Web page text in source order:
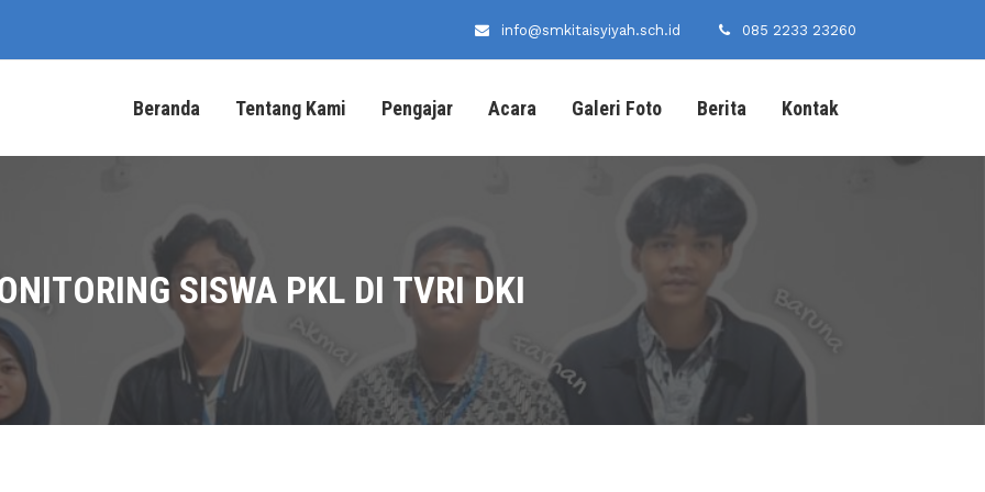
info@smkitaisyiyah.sch.id 085 2233 23260
Beranda Tentang Kami Pengajar Acara Galeri Foto Berita Kontak
SISWA PKL DI TVRI DKI